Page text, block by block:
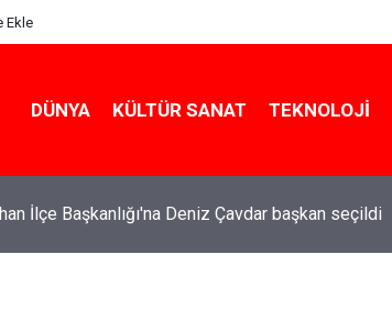
Ekle
DÜNYA KÜLTÜR SANAT TEKNOLOJI
İlçe Başkanlığı'na Deniz Çavdar başkan seçildi
doğanın büyüleyici güzelliği